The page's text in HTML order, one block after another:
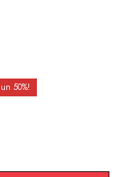
50